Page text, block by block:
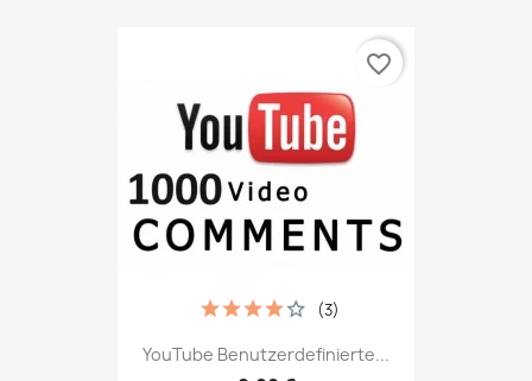
YouTube Benutzerdefinierte...
(3)
favorite_border